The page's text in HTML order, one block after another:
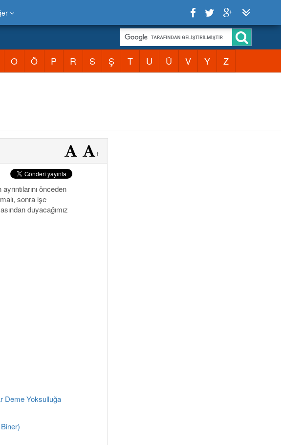
O Ö P R S Ş T U Ü V Y Z
- +
önceden
sonra işe
duyacağımız
Deme Yoksulluğa